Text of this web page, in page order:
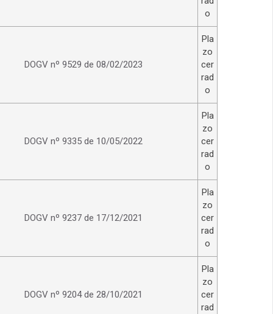
o
DOGV nº 9529 de 08/02/2023
Pla
zo
cer
rad
o
DOGV nº 9335 de 10/05/2022
Pla
zo
cer
rad
o
DOGV nº 9237 de 17/12/2021
Pla
zo
cer
rad
o
DOGV nº 9204 de 28/10/2021
Pla
zo
cer
rad